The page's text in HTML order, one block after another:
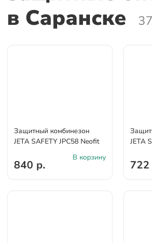
в Саранске
37
Защитный комбинезон
JETA SAFETY JPC58 Neofit
840 р.
В корзину
JETA
722